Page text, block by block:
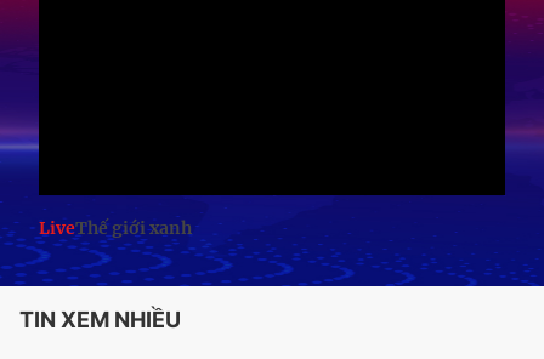
LiveThế giới xanh
TIN XEM NHIỀU